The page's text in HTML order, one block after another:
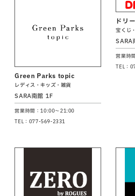
Green Parks topic
レディス・キッズ・雑貨
SARA南館 1F
営業時間：10:00～21:00
TEL：077-569-2331
ドリ
宝くじ
SARA
営業時
TEL：